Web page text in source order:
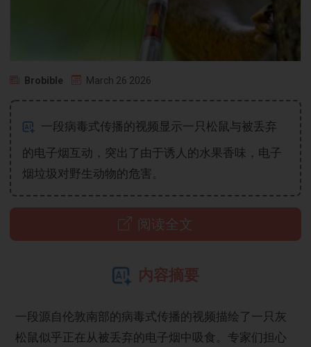
Brobible March 26 2026
一段病毒式传播的视频显示一只松鼠与被丢弃
的电子烟互动，突出了由于诱人的水果香味，电子
烟垃圾对野生动物的危害。
阅读全文
内容摘要
一段源自伦敦南部的病毒式传播的视频描绘了一只灰
松鼠似乎正在从被丢弃的电子烟中吸食。专家们担心